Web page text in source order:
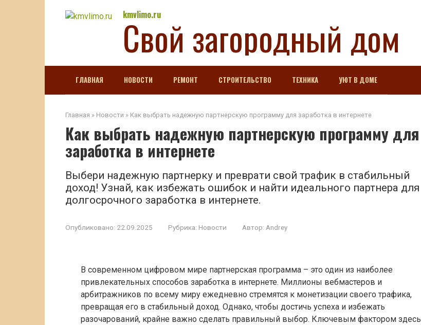
kmvlimo.ru
Свой загородный дом
ГЛАВНАЯ НОВОСТИ РЕМОНТ СТРОИТЕЛЬСТВО ТЕХНИКА УЮТ В ДОМЕ
Главная » Новости » Как выбрать надежную партнерскую программу для заработка в интернете
Как выбрать надежную партнерскую программу для
заработка в интернете
Выбери надежную партнерку и преврати свой трафик в стабильный
доход! Узнай, как избежать ошибок и найти идеального партнера для
долгосрочного заработка в интернете.
Опубликовано: 22.09.2025 Рубрика: Новости Автор: Andrey
В современном цифровом мире партнерская программа – это один из наиболее
привлекательных способов заработка в интернете. Миллионы вебмастеров и
арбитражников по всему миру ежедневно стремятся к монетизации своего трафика,
превращая его в стабильный доход. Однако, чтобы достичь успеха и избежать
разочарований, крайне важно сделать правильный выбор. Ключевым фактором здесь